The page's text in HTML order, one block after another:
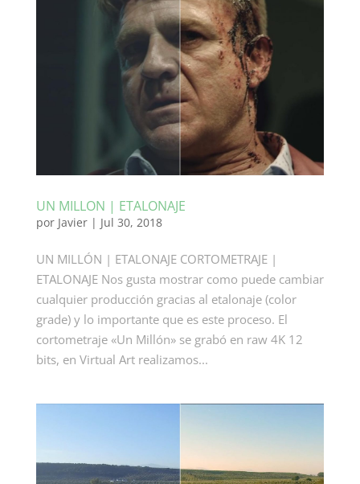
UN MILLON | ETALONAJE
por Javier| Jul 30, 2018
UN MILLÓN | ETALONAJE CORTOMETRAJE |
ETALONAJE Nos gusta mostrar como puede cambiar
cualquier producción gracias al etalonaje (color
grade) y lo importante que es este proceso. El
cortometraje «Un Millón» se grabó en raw 4K 12
bits, en Virtual Art realizamos...